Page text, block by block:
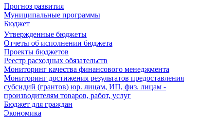
Прогноз развития
Муниципальные программы
Бюджет
Утвержденные бюджеты
Отчеты об исполнении бюджета
Проекты бюджетов
Реестр расходных обязательств
Мониторинг качества финансового менеджмента
Мониторинг достижения результатов предоставления
субсидий (грантов) юр. лицам, ИП, физ. лицам -
производителям товаров, работ, услуг
Бюджет для граждан
Экономика